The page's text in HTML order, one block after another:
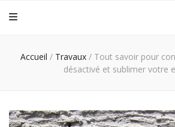
Accueil / Travaux / Tout savoir pour
désactivé et sublimer votre